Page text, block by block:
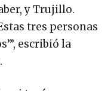
y Trujillo.
tres personas
escribió la